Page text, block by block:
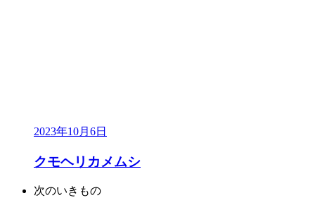
2023年10月6日
クモヘリカメムシ
次のいきもの